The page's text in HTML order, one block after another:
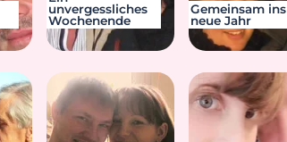
unvergessliches
Wochenende
Gemeinsam ins
neue Jahr